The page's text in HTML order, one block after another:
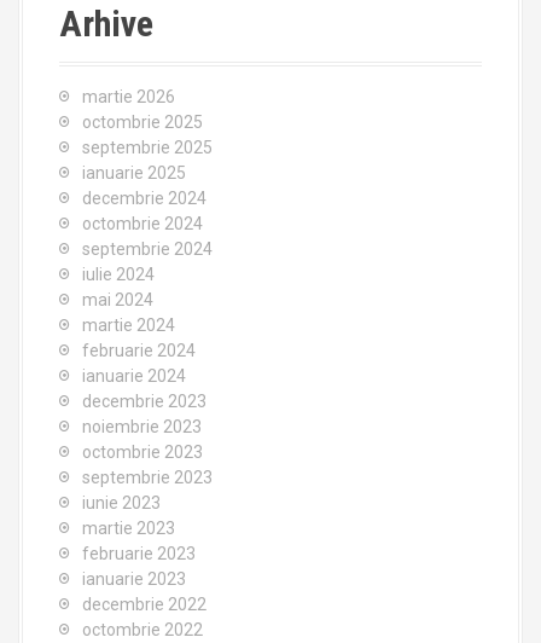
Arhive
martie 2026
octombrie 2025
septembrie 2025
ianuarie 2025
decembrie 2024
octombrie 2024
septembrie 2024
iulie 2024
mai 2024
martie 2024
februarie 2024
ianuarie 2024
decembrie 2023
noiembrie 2023
octombrie 2023
septembrie 2023
iunie 2023
martie 2023
februarie 2023
ianuarie 2023
decembrie 2022
octombrie 2022